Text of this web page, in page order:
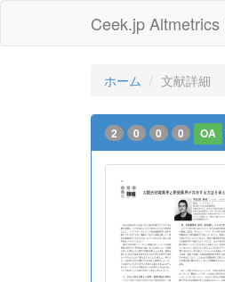
Ceek.jp
ホーム 文献詳細
2 0 0 0 OA